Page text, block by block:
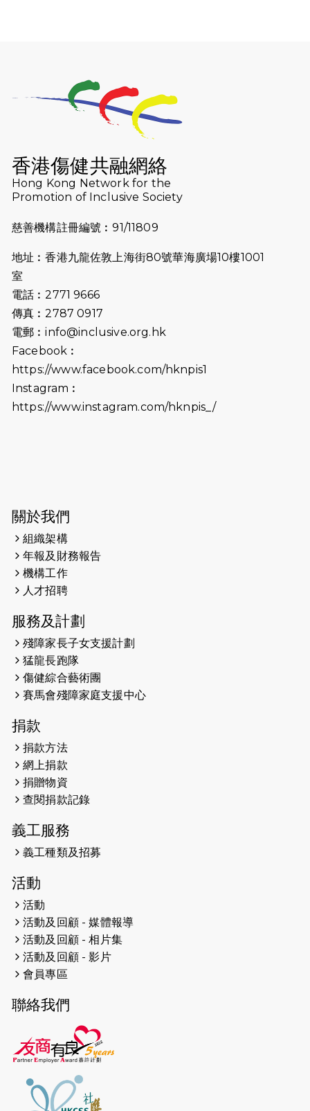
2025-09-08 渣打香港馬拉松2026 慈善計劃
Lockton Fearless Dragon Trail
Run 2025
2025-08-07 諾德 x 猛龍慈善共融音樂夜2025
🌟
2025-06-15
會及愛。匯聚商龍會支持！
2025-06-09
《猛龍傳之誰怕誰》電影欣賞 - 感謝
生，GBS，JP出席
2025-06-06
《為你喝采陳百強歌迷會》慷慨贊助
38張門票欣賞香港中樂團 X 陳百強 —
2025-03-21
2025-02-20
2025-02-06
馬拉松與猛龍國際共融大使Lukas
2024-12-31
2024-12-10
2024-11-17
2024-10-30
連續第七年獲得 #香港中小型企業總
商會「#友商有良」嘉許計劃的嘉許
2024-09-30
障等人士入場試玩
2024-09-24
香港傷健共融網絡
Hong Kong Network for the
Promotion of Inclusive Society
慈善機構註冊編號︰91/11809
地址︰香港九龍佐敦上海街80號華海廣場10樓1001
室
電話︰2771 9666
傳真︰2787 0917
電郵︰info@inclusive.org.hk
Facebook︰
https://www.facebook.com/hknpis1
Instagram︰
https://www.instagram.com/hknpis_/
關於我們
組織架構
年報及財務報告
機構工作
人才招聘
服務及計劃
殘障家長子女支援計劃
猛龍長跑隊
傷健綜合藝術團
賽馬會殘障家庭支援中心
捐款
捐款方法
網上捐款
捐贈物資
查閱捐款記錄
義工服務
義工種類及招募
活動
活動
活動及回顧 - 媒體報導
活動及回顧 - 相片集
活動及回顧 - 影片
會員專區
聯絡我們